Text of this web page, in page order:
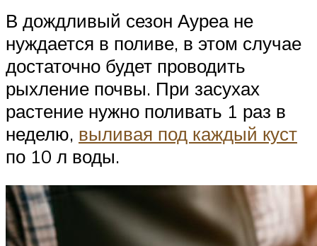
В дождливый сезон Ауреа не
нуждается в поливе, в этом случае
достаточно будет проводить
рыхление почвы. При засухах
растение нужно поливать 1 раз в
неделю, выливая под каждый куст
по 10 л воды.